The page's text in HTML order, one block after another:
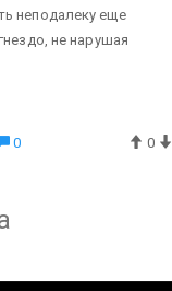
неподалеку еще
не нарушая
0
0